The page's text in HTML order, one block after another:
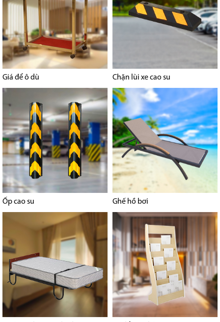
Giá để ô dù Chặn lùi xe cao su
Ốp cao su Ghế hồ bơi